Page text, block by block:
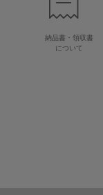
納品書・領収書
について